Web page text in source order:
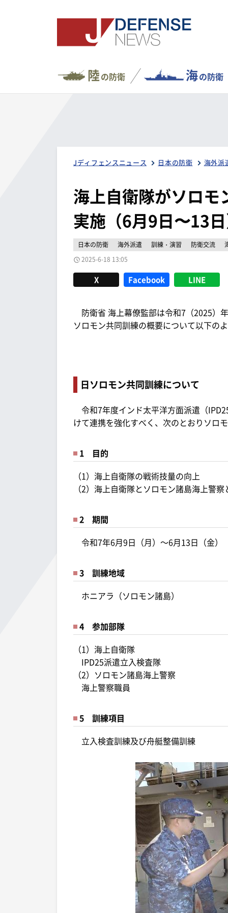
陸の防衛 海の防衛
Jディフェンスニュース 日本の防衛 海外派
海上自衛隊がソロモ
実施（6月9日〜13
日本の防衛 海外派遣 訓練・演習 防衛交流
2025-6-18 13:05
X Facebook LINE
防衛省 海上幕僚監部は令和7（2025）
ソロモン共同訓練の概要について以下の
日ソロモン共同訓練について
令和7年度インド太平洋方面派遣（
けて連携を強化すべく、次のとおりソロ
1 目的
（1）海上自衛隊の戦術技量の向上
（2）海上自衛隊とソロモン諸島海上警
2 期間
令和7年6月9日（月）～6月13日（金）
3 訓練地域
ホニアラ（ソロモン諸島）
4 参加部隊
（1）海上自衛隊
IPD25派遣立入検査隊
（2）ソロモン諸島海上警察
海上警察職員
5 訓練項目
立入検査訓練及び舟艇整備訓練